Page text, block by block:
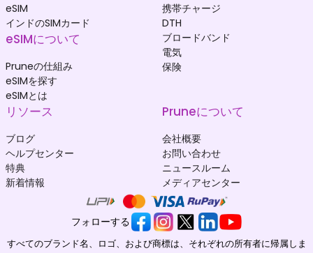
eSIM
インドのSIMカード
eSIMについて
Pruneの仕組み
eSIMを探す
eSIMとは
携帯チャージ
DTH
ブロードバンド
電気
保険
リソース
ブログ
ヘルプセンター
特典
新着情報
Pruneについて
会社概要
お問い合わせ
ニュースルーム
メディアセンター
フォローする
すべてのブランド名、ロゴ、および商標は、それぞれの所有者に帰属しま